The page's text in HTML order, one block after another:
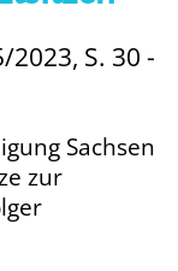
S. 30 -
Sachsen
zur